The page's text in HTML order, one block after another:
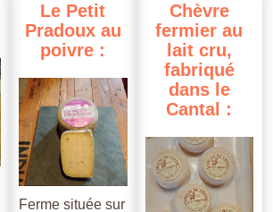
Le Petit
Pradoux au
poivre :
Ferme située sur
Chèvre
fermier au
lait cru,
fabriqué
dans le
Cantal :